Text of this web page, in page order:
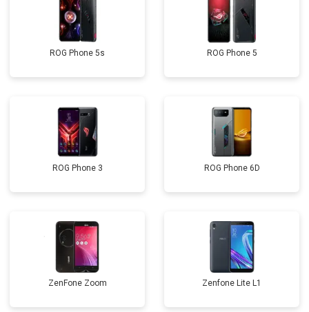
ROG Phone 5s ROG Phone 5
ROG Phone 3 ROG Phone 6D
ZenFone Zoom Zenfone Lite L1